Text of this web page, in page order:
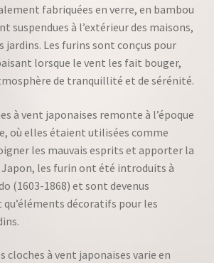
fabriquées en verre, en bambou
suspendues à l’extérieur des maisons,
jardins. Les furins sont conçus pour
lorsque le vent les fait bouger,
de tranquillité et de sérénité.
à vent japonaises remonte à l’époque
où elles étaient utilisées comme
les mauvais esprits et apporter la
les furin ont été introduits à
(1603-1868) et sont devenus
décoratifs pour les
cloches à vent japonaises varie en